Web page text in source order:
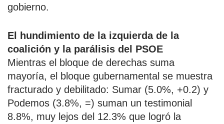
gobierno.
El hundimiento de la izquierda de la
coalición y la parálisis del PSOE
Mientras el bloque de derechas suma
mayoría, el bloque gubernamental se muestra
fracturado y debilitado: Sumar (5.0%, +0.2) y
Podemos (3.8%, =) suman un testimonial
8.8%, muy lejos del 12.3% que logró la